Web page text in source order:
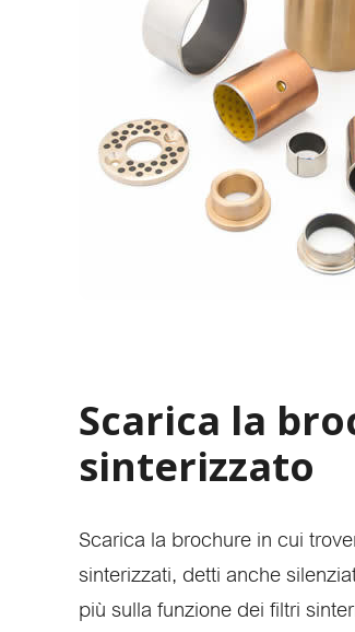
Scarica la
sinterizzato
Scarica la brochure in cui
sinterizzati, detti anche
più sulla funzione dei filtri